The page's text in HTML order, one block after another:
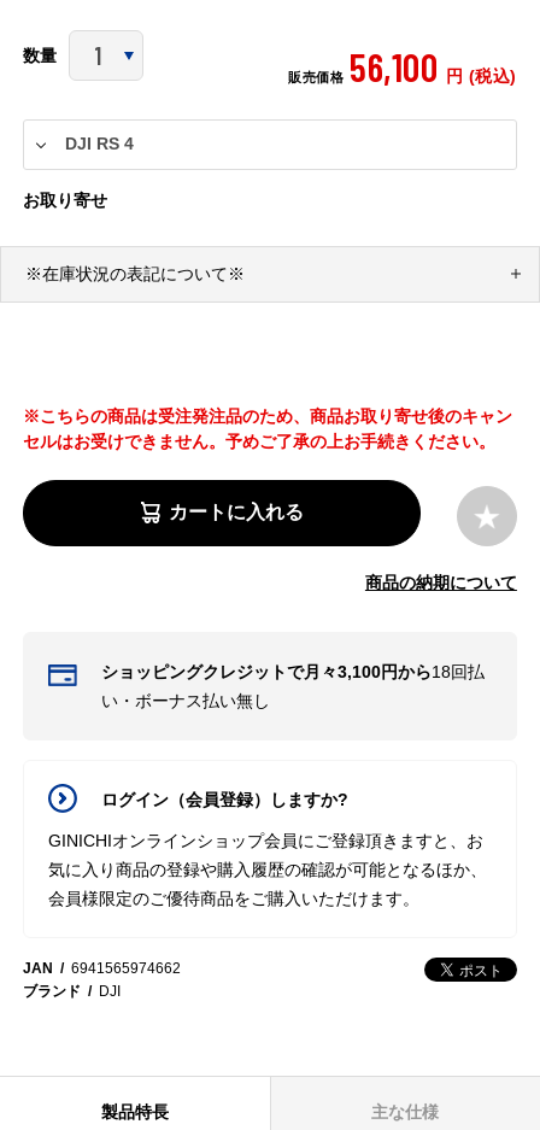
数量
販売価格 56,100 円 (税込)
お取り寄せ
※在庫状況の表記について※
※こちらの商品は受注発注品のため、商品お取り寄せ後のキャン
セルはお受けできません。予めご了承の上お手続きください。
カートに入れる
商品の納期について
ショッピングクレジットで月々3,100円から18回払
い・ボーナス払い無し
ログイン（会員登録）しますか?
GINICHIオンラインショップ会員にご登録頂きますと、お
気に入り商品の登録や購入履歴の確認が可能となるほか、
会員様限定のご優待商品をご購入いただけます。
JAN
6941565974662
ブランド
DJI
製品特長 主な仕様